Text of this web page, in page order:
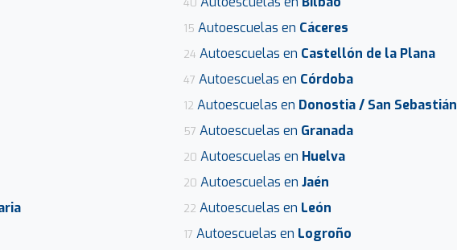
40
15 Autoescuelas en Cáceres
24 Autoescuelas en Castellón de la Plana
47 Autoescuelas en Córdoba
12 Autoescuelas en Donostia / San Sebastián
57 Autoescuelas en Granada
20 Autoescuelas en Huelva
20 Autoescuelas en Jaén
22 Autoescuelas en León
17 Autoescuelas en Logroño